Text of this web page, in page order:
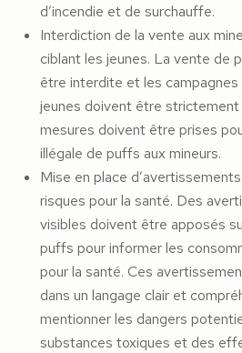
d’incendie et de surchauffe.
Interdiction de la vente aux
ciblant les jeunes. La vente de
être interdite et les campagnes
jeunes doivent être
mesures doivent être prises
illégale de puffs aux mineurs.
Mise en place
risques pour la santé. Des
visibles doivent être apposés
puffs pour informer les
pour la santé. Ces
dans un langage clair et
mentionner les dangers
substances toxiques et des